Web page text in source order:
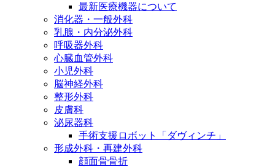
最新医療機器について
消化器・一般外科
乳腺・内分泌外科
呼吸器外科
心臓血管外科
小児外科
脳神経外科
整形外科
皮膚科
泌尿器科
手術支援ロボット「ダヴィンチ」
形成外科・再建外科
顔面骨骨折